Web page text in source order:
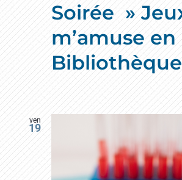
Soirée »
m’amuse en
ven
19